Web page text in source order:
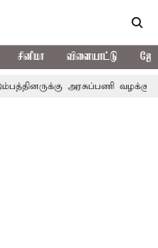
சினிமா விளையாட்டு
அரசுப்பணி வழக்கு; வரும்